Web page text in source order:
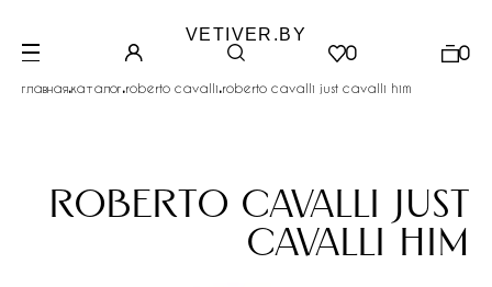
VETIVER.BY
0 0
главная.каталог.roberto cavalli.roberto cavalli just cavalli him
roberto cavalli just
cavalli him